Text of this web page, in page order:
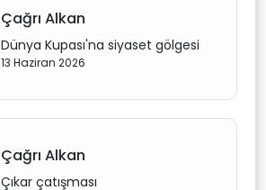
Çağrı Alkan
Dünya Kupası'na siyaset gölgesi
13 Haziran 2026
Çağrı Alkan
Çıkar çatışması